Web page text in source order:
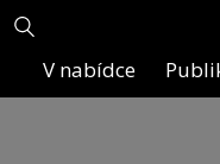
V nabídce